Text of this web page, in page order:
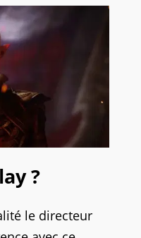
?
le directeur